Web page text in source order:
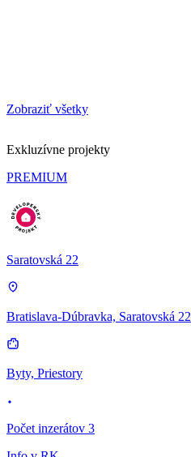
Zobraziť všetky
Exkluzívne projekty
PREMIUM
Saratovská 22
Bratislava-Dúbravka, Saratovská 22
Byty, Priestory
Počet inzerátov 3